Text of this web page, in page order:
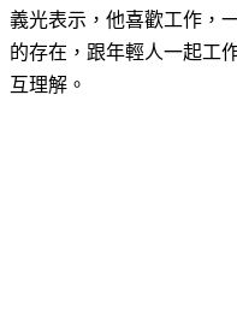
義光表示，他喜歡工作，
的存在，跟年輕人一起工
互理解。